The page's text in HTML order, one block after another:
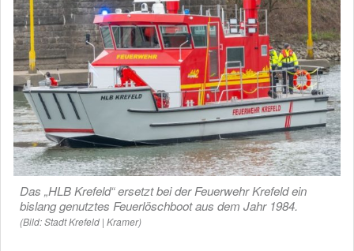
Das „HLB Krefeld“ ersetzt bei der Feuerwehr Krefeld ein
bislang genutztes Feuerlöschboot aus dem Jahr 1984.
(Bild: Stadt Krefeld | Kramer)